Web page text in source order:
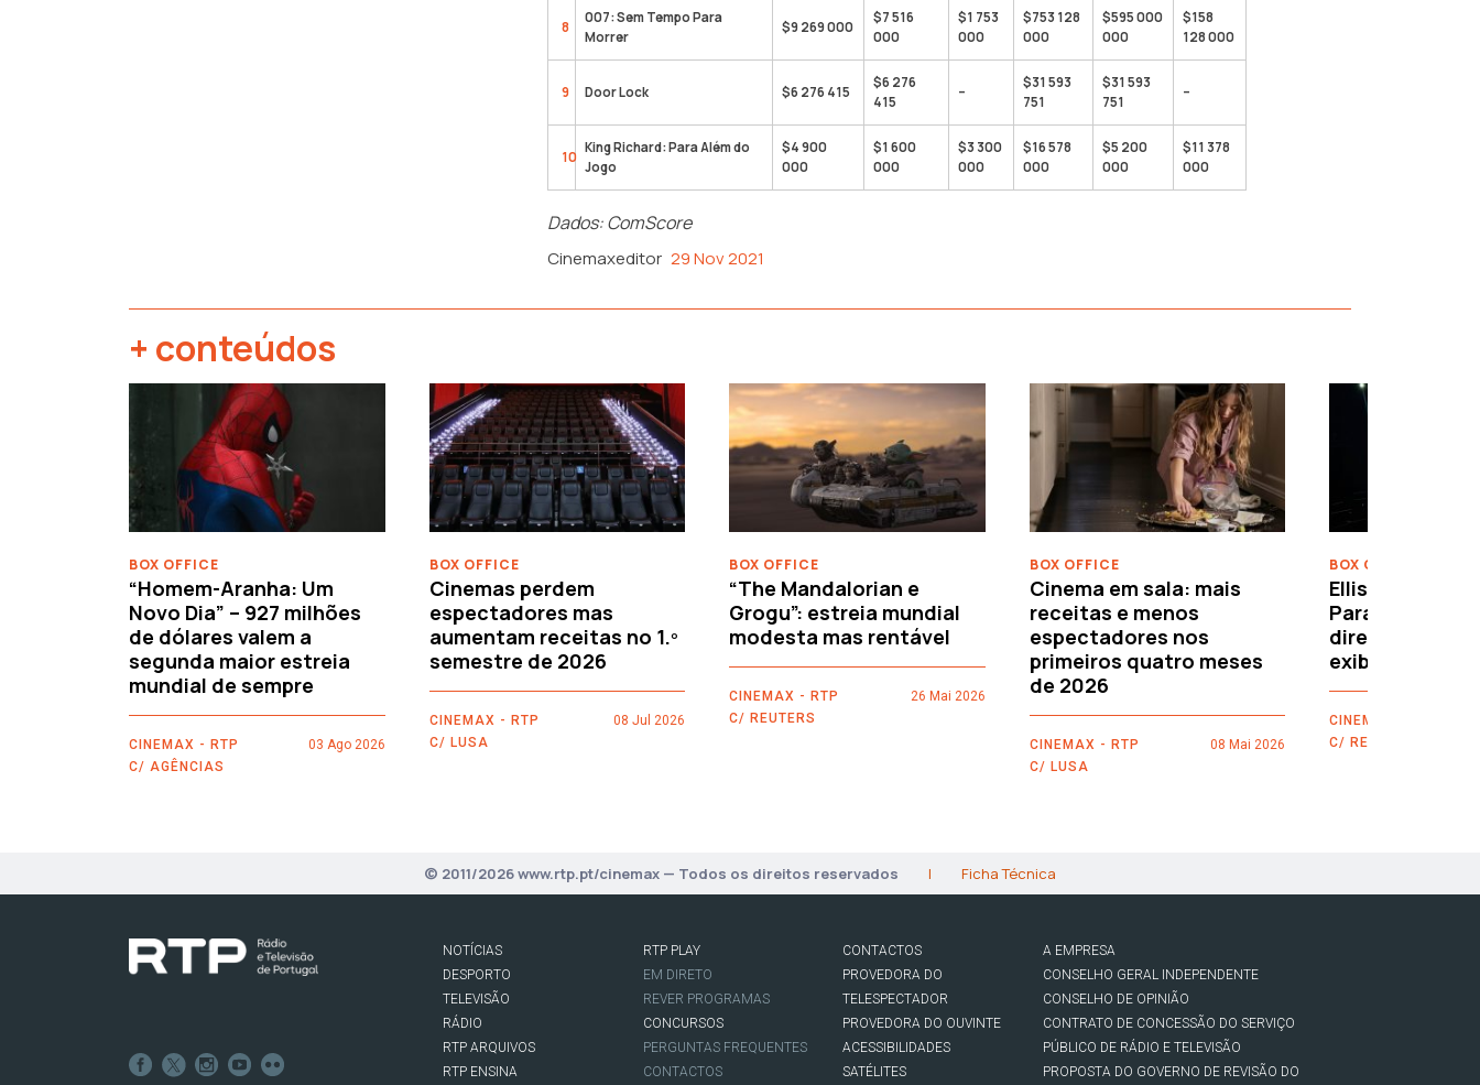
8
007: Sem Tempo Para
Morrer
$9 269 000
$7 516
000
$1 753
000
$753 128
000
$595 000
000
$158
128 000
9 Door Lock $6 276 415
$6 276
415
–
$31 593
751
$31 593
751
–
10
King Richard: Para Além do
Jogo
$4 900
000
$1 600
000
$3 300
000
$16 578
000
$5 200
000
$11 378
000
Dados: ComScore
Cinemaxeditor 29 Nov 2021
+ conteúdos
BOX OFFICE
“Homem-Aranha: Um
Novo Dia” – 927 milhões
de dólares valem a
segunda maior estreia
mundial de sempre
CINEMAX - RTP
C/ AGÊNCIAS
03 Ago 2026
BOX OFFICE
Cinemas perdem
espectadores mas
aumentam receitas no 1.º
semestre de 2026
CINEMAX - RTP
C/ LUSA
08 Jul 2026
BOX OFFICE
“The Mandalorian e
Grogu”: estreia mundial
modesta mas rentável
CINEMAX - RTP
C/ REUTERS
26 Mai 2026
BOX OFFICE
Cinema em sala: mais
receitas e menos
espectadores nos
primeiros quatro meses
de 2026
CINEMAX - RTP
C/ LUSA
08 Mai 2026
BOX OFFICE
Ellison leva o
directamente
exibidores
CINEMAX - RTP
C/ REUTERS
© 2011/2026 www.rtp.pt/cinemax — Todos os direitos reservados | Ficha Técnica
NOTÍCIAS
DESPORTO
TELEVISÃO
RÁDIO
RTP ARQUIVOS
RTP ENSINA
RTP PLAY
EM DIRETO
REVER PROGRAMAS
CONCURSOS
PERGUNTAS FREQUENTES
CONTACTOS
CONTACTOS
PROVEDORA DO
TELESPECTADOR
PROVEDORA DO OUVINTE
ACESSIBILIDADES
SATÉLITES
A EMPRESA
CONSELHO GERAL INDEPENDENTE
CONSELHO DE OPINIÃO
CONTRATO DE CONCESSÃO DO SERVIÇO
PÚBLICO DE RÁDIO E TELEVISÃO
PROPOSTA DO GOVERNO DE REVISÃO DO